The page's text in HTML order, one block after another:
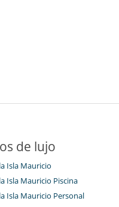
de lujo
Isla Mauricio
Isla Mauricio Piscina
Isla Mauricio Personal